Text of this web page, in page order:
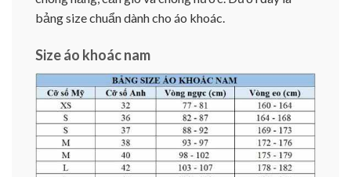
bảng size chuẩn dành cho áo khoác.
Size áo khoác nam